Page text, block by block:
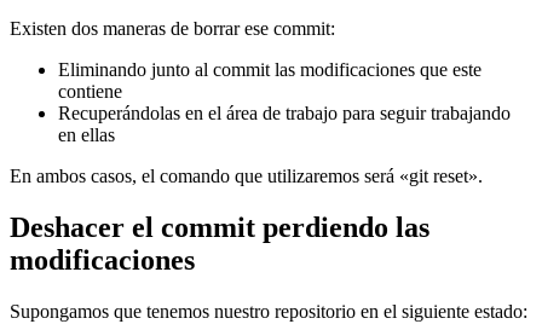
Existen dos maneras de borrar ese commit:
Eliminando junto al commit las modificaciones que este
contiene
Recuperándolas en el área de trabajo para seguir trabajando
en ellas
En ambos casos, el comando que utilizaremos será «git reset».
Deshacer el commit perdiendo las
modificaciones
Supongamos que tenemos nuestro repositorio en el siguiente estado: